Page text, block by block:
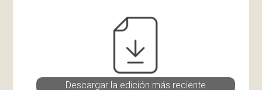
Descargar la edición más reciente